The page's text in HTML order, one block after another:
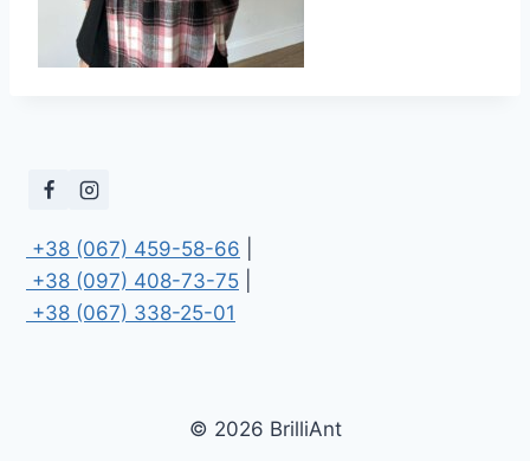
+38 (067) 459-58-66
+38 (097) 408-73-75
+38 (067) 338-25-01
© 2026 BrilliAnt